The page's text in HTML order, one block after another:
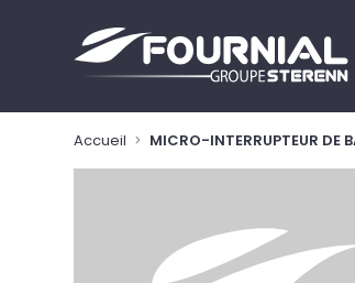
Accueil MICRO-INTERRUPTEUR DE